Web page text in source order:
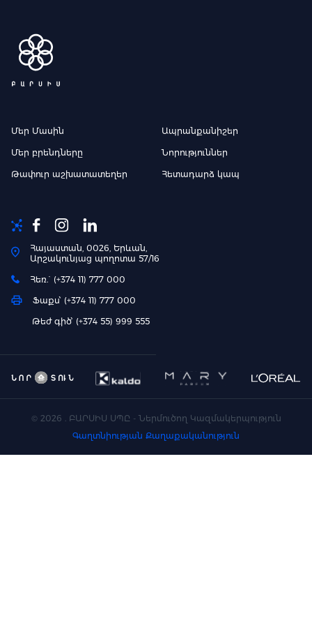
Մեր Մասին Ապրանքանիշեր
Մեր բրենդները Նորություններ
Թափուր աշխատատեղեր Հետադարձ կապ
Հայաստան, 0026, Երևան,
Արշակունյաց պողոտա 57/16
Հեռ.` (+374 11) 777 000
Ֆաքս՝ (+374 11) 777 000
Թեժ գիծ՝ (+374 55) 999 555
© 2026 . ԲԱՐՍԻՍ ՍՊԸ - Ներմուծող Կազմակերպություն
Գաղտնիության Քաղաքականություն